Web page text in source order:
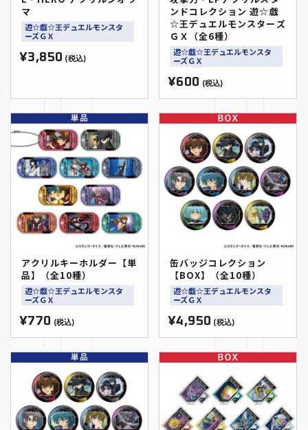
マ
遊☆戯☆王デュエルモンスタ
ーズＧＸ
¥3,850 (税込)
ンドコレクション 遊☆戯
☆王デュエルモンスターズ
ＧＸ（全6種）
遊☆戯☆王デュエルモンスタ
ーズＧＸ
¥600 (税込)
アクリルキーホルダー【単
品】（全10種）
遊☆戯☆王デュエルモンスタ
ーズＧＸ
¥770 (税込)
缶バッジコレクション
【BOX】（全10種）
遊☆戯☆王デュエルモンスタ
ーズＧＸ
¥4,950 (税込)